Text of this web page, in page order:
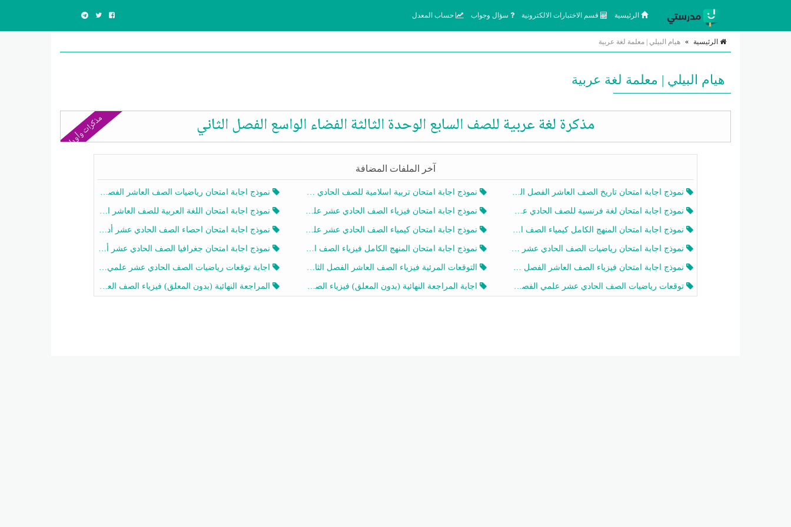
الرئيسية قسم الاختبارات الالكترونية سؤال وجواب حساب المعدل
الرئيسية » هيام البيلي | معلمة لغة عربية
هيام البيلي | معلمة لغة عربية
مذكرات وأوراق مذكرة لغة عربية للصف السابع الوحدة الثالثة الفضاء الواسع الفصل الثاني
آخر الملفات المضافة
نموذج اجابة امتحان تاريخ الصف العاشر الفصل الثاني 2025-2026 نموذج اجابة امتحان تربية اسلامية للصف الحادي عشر الفصل الثاني 2025-2026 نموذج اجابة امتحان رياضيات الصف العاشر الفصل الثاني 2025-2026
نموذج اجابة امتحان لغة فرنسية للصف الحادي عشر أدبي الفصل الثاني 2025-2026 نموذج اجابة امتحان فيزياء الصف الحادي عشر علمي الفصل الثاني 2025-2026 نموذج اجابة امتحان اللغة العربية للصف العاشر الفصل الثاني 2025-2026
نموذج اجابة امتحان المنهج الكامل كيمياء الصف الحادي عشر علمي الفصل الثاني 2025-2026 نموذج اجابة امتحان كيمياء الصف الحادي عشر علمي الفصل الثاني 2025-2026 نموذج اجابة امتحان احصاء الصف الحادي عشر أدبي الفصل الثاني 2025-2026
نموذج اجابة امتحان رياضيات الصف الحادي عشر علمي الفصل الثاني 2025-2026 نموذج اجابة امتحان المنهج الكامل فيزياء الصف العاشر الفصل الثاني 2025-2026 نموذج اجابة امتحان جغرافيا الصف الحادي عشر أدبي الفصل الثاني 2025-2026
نموذج اجابة امتحان فيزياء الصف العاشر الفصل الثاني 2025-2026 التوقعات المرئية فيزياء الصف العاشر الفصل الثاني 2026 أ هيثم الليثي اجابة توقعات رياضيات الصف الحادي عشر علمي الفصل الثاني 2025-2026 أ عمرو فايز
توقعات رياضيات الصف الحادي عشر علمي الفصل الثاني 2025-2026 أ عمرو فايز اجابة المراجعة النهائية (بدون المعلق) فيزياء الصف العاشر الفصل الثاني أ أحمد نبيه المراجعة النهائية (بدون المعلق) فيزياء الصف العاشر الفصل الثاني أ أحمد نبيه